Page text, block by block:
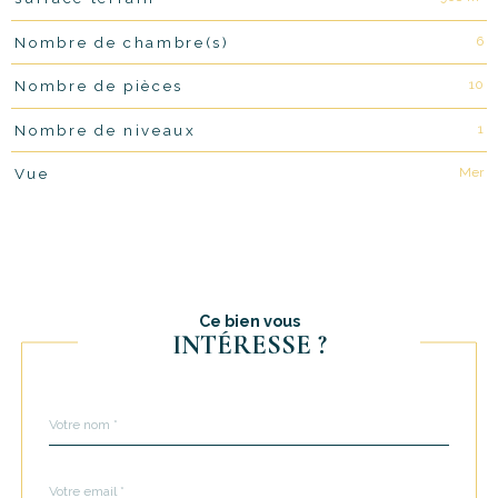
Nombre de chambre(s) 6
Nombre de pièces 10
Nombre de niveaux 1
Vue Mer
Ce bien vous
INTÉRESSE ?
par
*
*